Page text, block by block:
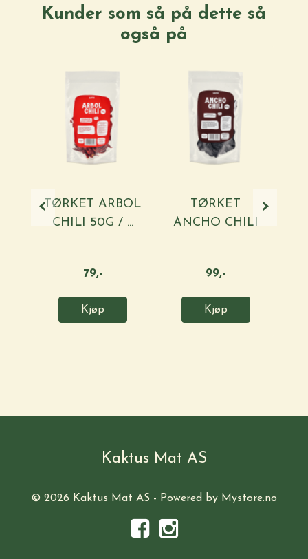
Kunder som så på dette så
også på
TØRKET ARBOL
CHILI 50G / ...
79,-
Kjøp
TØRKET
ANCHO CHILI
99,-
Kjøp
‹ ›
Kaktus Mat AS
© 2026 Kaktus Mat AS - Powered by Mystore.no